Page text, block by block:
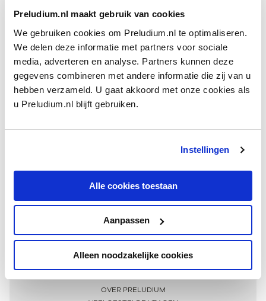
Preludium.nl maakt gebruik van cookies
We gebruiken cookies om Preludium.nl te optimaliseren.
We delen deze informatie met partners voor sociale
media, adverteren en analyse. Partners kunnen deze
gegevens combineren met andere informatie die zij van u
hebben verzameld. U gaat akkoord met onze cookies als
u Preludium.nl blijft gebruiken.
Instellingen
Alle cookies toestaan
Aanpassen
Alleen noodzakelijke cookies
Meer informatie
OVER PRELUDIUM